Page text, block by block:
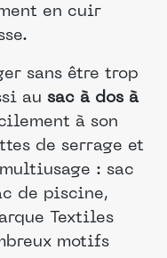
en cuir
sans être trop
au sac à dos à
à son
de serrage et
: sac
de piscine,
Textiles
motifs